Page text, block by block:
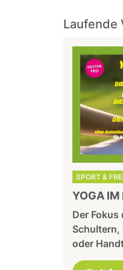
Laufende
SPORT &
YOGA IM
Der
Schultern,
oder